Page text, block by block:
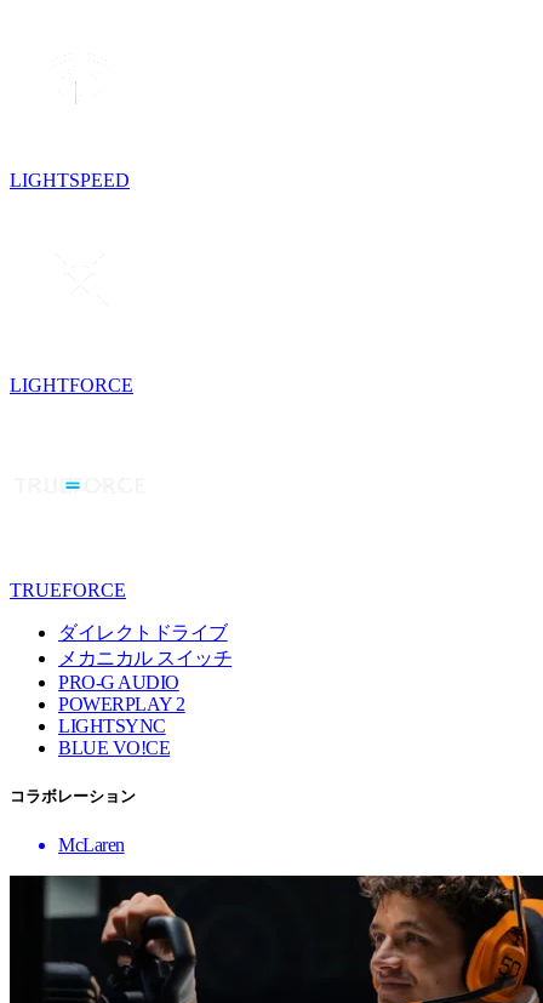
LIGHTSPEED
LIGHTFORCE
TRUEFORCE
ダイレクトドライブ
メカニカル スイッチ
PRO-G AUDIO
POWERPLAY 2
LIGHTSYNC
BLUE VO!CE
コラボレーション
McLaren